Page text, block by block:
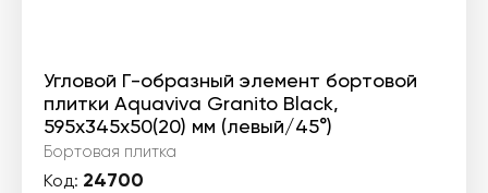
Угловой Г-образный элемент бортовой
плитки Aquaviva Granito Black,
595x345x50(20) мм (левый/45°)
Бортовая плитка
Код: 24700